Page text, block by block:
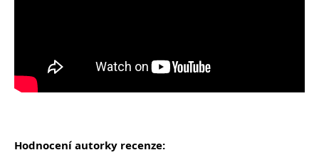
Hodnocení autorky recenze: